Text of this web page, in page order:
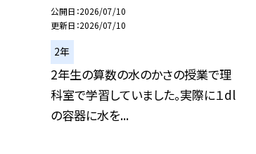
公開日 2026/07/10
更新日 2026/07/10
2年
2年生の算数の水のかさの授業で理
科室で学習していました。実際に１dl
の容器に水を...